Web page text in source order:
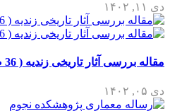
دی ۱۱, ۱۴۰۲
مقاله بررسی آثار تاریخی زندیه ( 36 صفحه )
دی ۰۵, ۱۴۰۲